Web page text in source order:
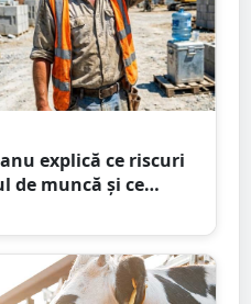
explică ce riscuri
de muncă și ce
Cum ne putem